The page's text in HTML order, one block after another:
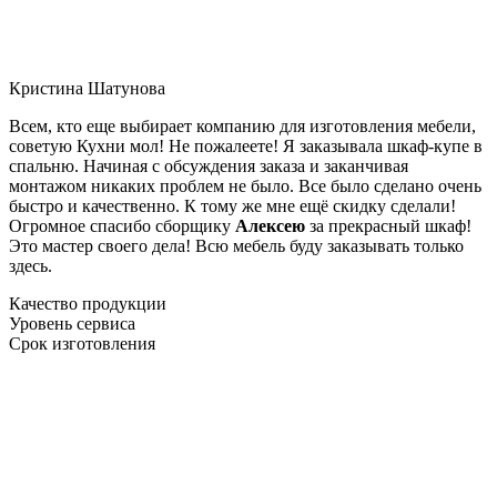
Кристина Шатунова
Всем, кто еще выбирает компанию для изготовления мебели,
советую Кухни мол! Не пожалеете! Я заказывала шкаф-купе в
спальню. Начиная с обсуждения заказа и заканчивая
монтажом никаких проблем не было. Все было сделано очень
быстро и качественно. К тому же мне ещё скидку сделали!
Огромное спасибо сборщику Алексею за прекрасный шкаф!
Это мастер своего дела! Всю мебель буду заказывать только
здесь.
Качество продукции
Уровень сервиса
Срок изготовления